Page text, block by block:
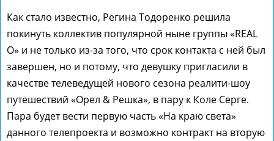
Как стало известно, Регина Тодоренко решила
покинуть коллектив популярной ныне группы «REAL
О» и не только из-за того, что срок контакта с ней был
завершен, но и потому, что девушку пригласили в
качестве телеведущей нового сезона реалити-шоу
путешествий «Орел & Решка», в пару к Коле Серге.
Пара будет вести первую часть «На краю света»
данного телепроекта и возможно контракт на вторую